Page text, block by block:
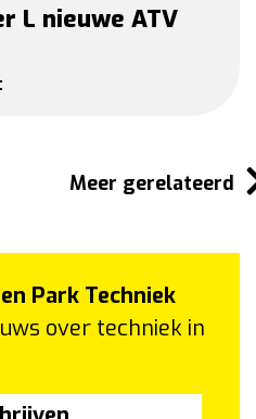
L nieuwe ATV
Meer gerelateerd
Park Techniek
over techniek in